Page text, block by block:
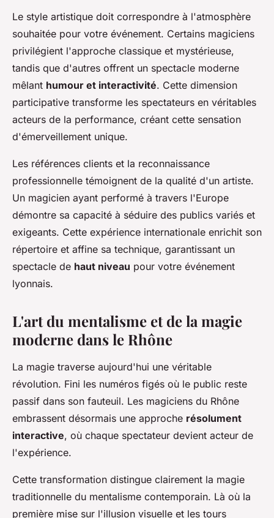
Le style artistique doit correspondre à l'atmosphère
souhaitée pour votre événement. Certains magiciens
privilégient l'approche classique et mystérieuse,
tandis que d'autres offrent un spectacle moderne
mêlant humour et interactivité. Cette dimension
participative transforme les spectateurs en véritables
acteurs de la performance, créant cette sensation
d'émerveillement unique.
Les références clients et la reconnaissance
professionnelle témoignent de la qualité d'un artiste.
Un magicien ayant performé à travers l'Europe
démontre sa capacité à séduire des publics variés et
exigeants. Cette expérience internationale enrichit son
répertoire et affine sa technique, garantissant un
spectacle de haut niveau pour votre événement
lyonnais.
L'art du mentalisme et de la magie
moderne dans le Rhône
La magie traverse aujourd'hui une véritable
révolution. Fini les numéros figés où le public reste
passif dans son fauteuil. Les magiciens du Rhône
embrassent désormais une approche résolument
interactive, où chaque spectateur devient acteur de
l'expérience.
Cette transformation distingue clairement la magie
traditionnelle du mentalisme contemporain. Là où la
première mise sur l'illusion visuelle et les tours